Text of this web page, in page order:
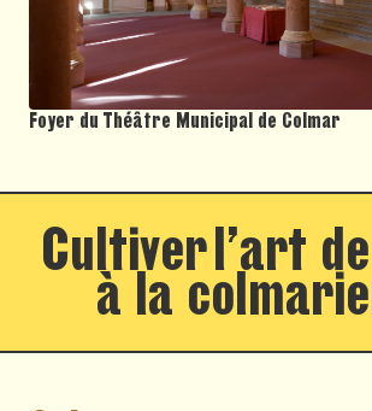
Foyer du Théâtre Municipal de Colmar
Cultiverl’art
à la